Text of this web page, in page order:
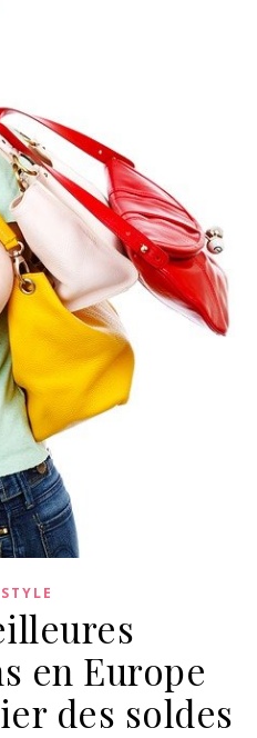
en Europe
des soldes